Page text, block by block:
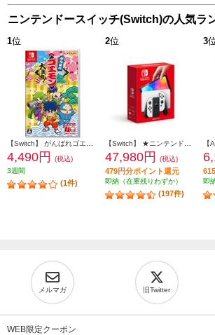
ニンテンドースイッチ(Switch)の人気ラ
1位
4,490円
(税込)
3週間
(1件)
2位
47,980円 (税込)
479円分ポイント還元
即納（在庫残りわずか）
(197件)
3
即
メルマガ 旧Twitter
WEB限定クーポン